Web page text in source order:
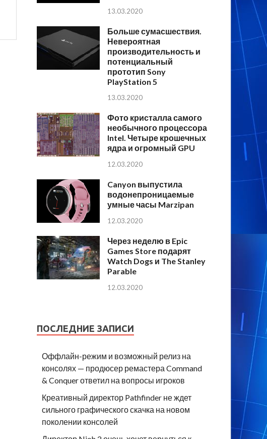
13.03.2020
Больше сумасшествия.
Невероятная
производительность и
потенциальный
прототип Sony
PlayStation 5
13.03.2020
Фото кристалла самого
необычного процессора
Intel. Четыре крошечных
ядра и огромный GPU
12.03.2020
Canyon выпустила
водонепроницаемые
умные часы Marzipan
12.03.2020
Через неделю в Epic
Games Store подарят
Watch Dogs и The Stanley
Parable
12.03.2020
ПОСЛЕДНИЕ ЗАПИСИ
Оффлайн-режим и возможный релиз на
консолях — продюсер ремастера Command
& Conquer ответил на вопросы игроков
Креативный директор Pathfinder не ждет
сильного графического скачка на новом
поколении консолей